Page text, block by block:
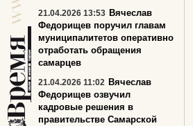
21.04.2026 13:53 Вячеслав
Федорищев поручил главам
муниципалитетов оперативно
отработать обращения
самарцев
21.04.2026 11:02 Вячеслав
Федорищев озвучил
кадровые решения в
правительстве Самарской